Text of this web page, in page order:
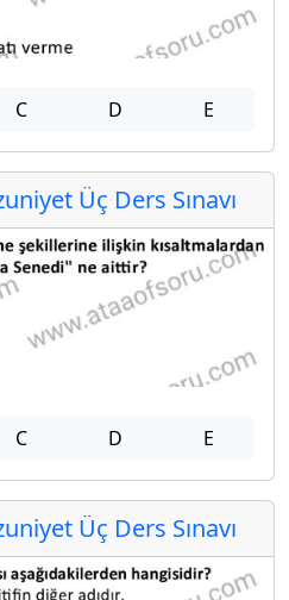
C D E
Üç Ders Sınavı
C D E
Üç Ders Sınavı